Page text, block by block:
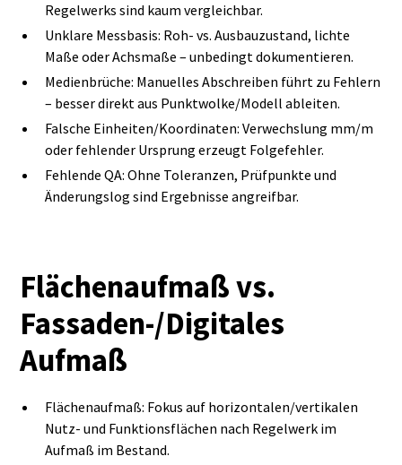
Regelwerks sind kaum vergleichbar.
Unklare Messbasis: Roh‑ vs. Ausbauzustand, lichte
Maße oder Achsmaße – unbedingt dokumentieren.
Medienbrüche: Manuelles Abschreiben führt zu Fehlern
– besser direkt aus Punktwolke/Modell ableiten.
Falsche Einheiten/Koordinaten: Verwechslung mm/m
oder fehlender Ursprung erzeugt Folgefehler.
Fehlende QA: Ohne Toleranzen, Prüfpunkte und
Änderungslog sind Ergebnisse angreifbar.
Flächenaufmaß vs.
Fassaden‑/Digitales
Aufmaß
Flächenaufmaß: Fokus auf horizontalen/vertikalen
Nutz‑ und Funktionsflächen nach Regelwerk im
Aufmaß im Bestand.